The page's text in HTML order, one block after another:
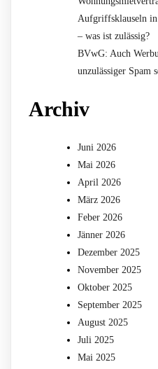
Aufgriffsklauseln in
– was ist zulässig?
BVwG: Auch
unzulässiger Spam
Archiv
Juni 2026
Mai 2026
April 2026
März 2026
Feber 2026
Jänner 2026
Dezember 2025
November 2025
Oktober 2025
September 2025
August 2025
Juli 2025
Mai 2025